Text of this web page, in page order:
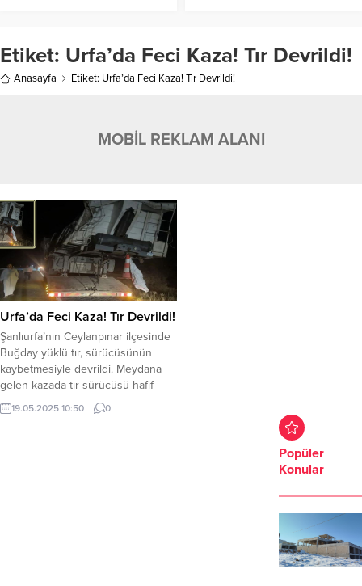
Etiket: Urfa’da Feci Kaza! Tır Devrildi!
Anasayfa Etiket: Urfa’da Feci Kaza! Tır Devrildi!
MOBİL REKLAM ALANI
Urfa’da Feci Kaza! Tır Devrildi!
Şanlıurfa’nın Ceylanpınar ilçesinde
Buğday yüklü tır, sürücüsünün
kaybetmesiyle devrildi. Meydana
gelen kazada tır sürücüsü hafif
yaralandı. Ceylanpınar-Viranşehir
karayolu Beyazkule mevkisinde 33
19.05.2025 10:50 0
Popüler
Konular